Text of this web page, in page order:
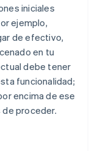
iniciales
ejemplo,
de efectivo,
en tu
debe tener
funcionalidad;
encima de ese
de proceder.